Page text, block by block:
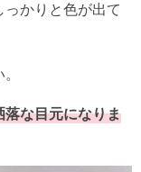
かりと色が出て
落な目元になりま